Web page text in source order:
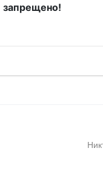
запрещено!